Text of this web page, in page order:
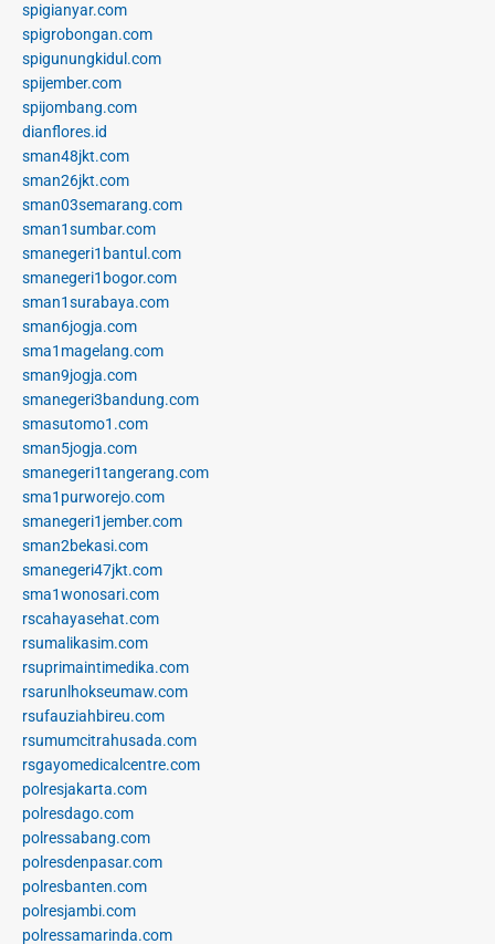
spigianyar.com
spigrobongan.com
spigunungkidul.com
spijember.com
spijombang.com
dianflores.id
sman48jkt.com
sman26jkt.com
sman03semarang.com
sman1sumbar.com
smanegeri1bantul.com
smanegeri1bogor.com
sman1surabaya.com
sman6jogja.com
sma1magelang.com
sman9jogja.com
smanegeri3bandung.com
smasutomo1.com
sman5jogja.com
smanegeri1tangerang.com
sma1purworejo.com
smanegeri1jember.com
sman2bekasi.com
smanegeri47jkt.com
sma1wonosari.com
rscahayasehat.com
rsumalikasim.com
rsuprimaintimedika.com
rsarunlhokseumaw.com
rsufauziahbireu.com
rsumumcitrahusada.com
rsgayomedicalcentre.com
polresjakarta.com
polresdago.com
polressabang.com
polresdenpasar.com
polresbanten.com
polresjambi.com
polressamarinda.com